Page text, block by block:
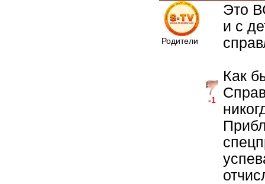
Родители
-1
Это
и с
Как